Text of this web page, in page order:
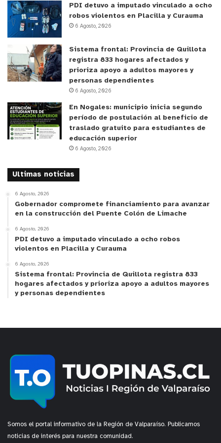
población infanto juvenil librillos de gestión de
riesgos con recomendaciones para promover
conductas de autocuidado para sí mismos y su
entorno.
y tú, ¿qué opinas?
PDI detuvo a imputado vinculado a ocho
robos violentos en Placilla y Curauma
6 Agosto, 2026
Sistema frontal: Provincia de Quillota
registra 833 hogares afectados y
prioriza apoyo a adultos mayores y
personas dependientes
6 Agosto, 2026
En Nogales: municipio inicia segundo
período de postulación al beneficio de
traslado gratuito para estudiantes de
educación superior
6 Agosto, 2026
Ultimas noticias
6 Agosto, 2026
Gobernador compromete financiamiento para avanzar
en la construcción del Puente Colón de Limache
6 Agosto, 2026
PDI detuvo a imputado vinculado a ocho robos
violentos en Placilla y Curauma
6 Agosto, 2026
Sistema frontal: Provincia de Quillota registra 833
hogares afectados y prioriza apoyo a adultos mayores
y personas dependientes
Somos el portal informativo de la Región de Valparaíso. Publicamos
noticias de interés para nuestra comunidad.